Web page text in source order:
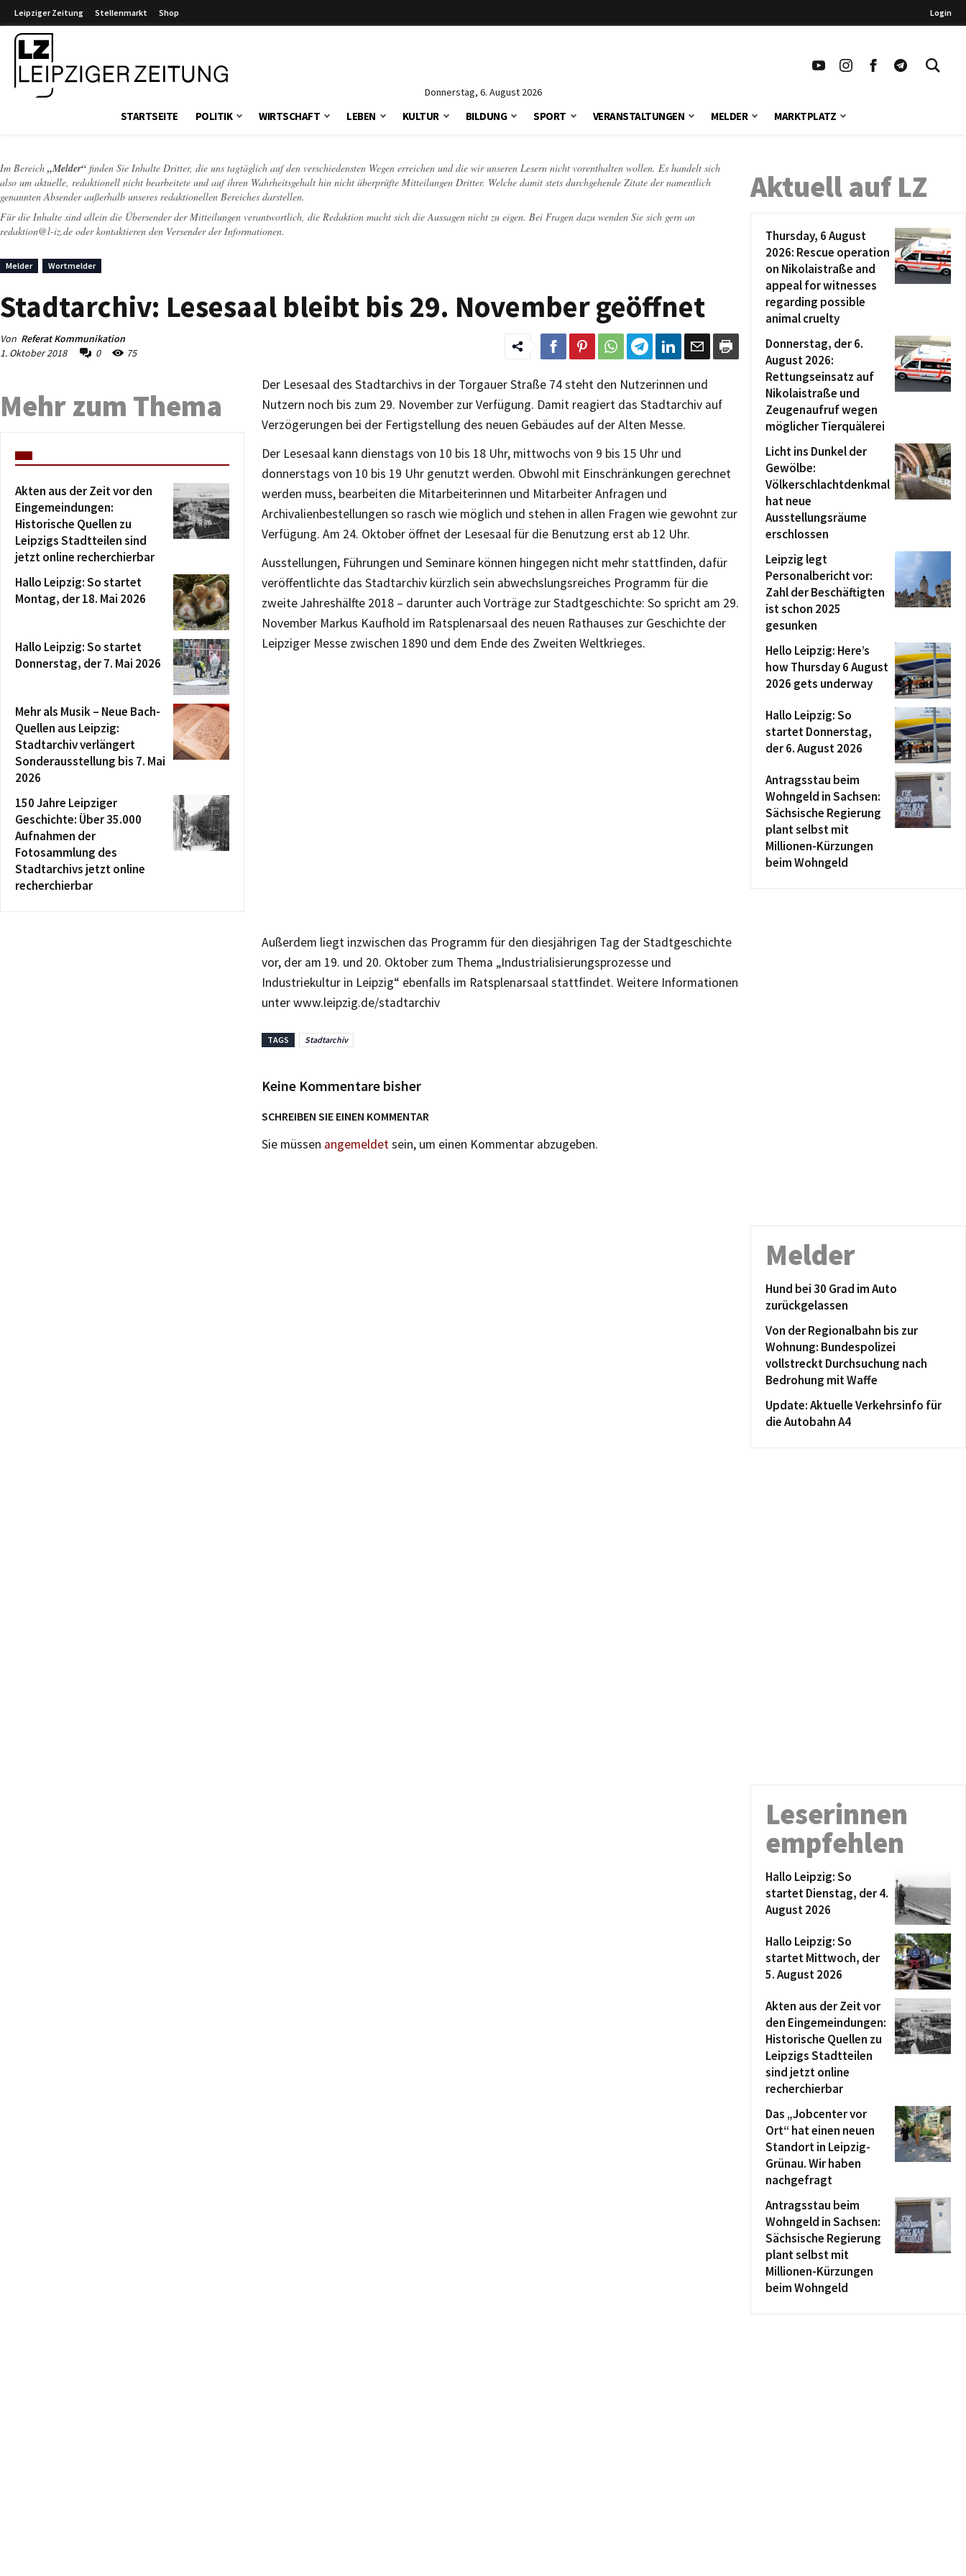
Leipziger Zeitung Stellenmarkt Shop Login
Donnerstag, 6. August 2026
STARTSEITE POLITIK WIRTSCHAFT LEBEN KULTUR BILDUNG SPORT VERANSTALTUNGEN MELDER MARKTPLATZ
Im Bereich „Melder“ finden Sie Inhalte Dritter, die uns tagtäglich auf den verschiedensten Wegen erreichen und die wir unseren Lesern nicht vorenthalten wollen. Es handelt sich
also um aktuelle, redaktionell nicht bearbeitete und auf ihren Wahrheitsgehalt hin nicht überprüfte Mitteilungen Dritter. Welche damit stets durchgehende Zitate der namentlich
genannten Absender außerhalb unseres redaktionellen Bereiches darstellen.
Für die Inhalte sind allein die Übersender der Mitteilungen verantwortlich, die Redaktion macht sich die Aussagen nicht zu eigen. Bei Fragen dazu wenden Sie sich gern an
redaktion@l-iz.de oder kontaktieren den Versender der Informationen.
Melder Wortmelder
Stadtarchiv: Lesesaal bleibt bis 29. November geöffnet
Von Referat Kommunikation
1. Oktober 2018
0 75
Der Lesesaal des Stadtarchivs in der Torgauer Straße 74 steht den Nutzerinnen und
Nutzern noch bis zum 29. November zur Verfügung. Damit reagiert das Stadtarchiv auf
Verzögerungen bei der Fertigstellung des neuen Gebäudes auf der Alten Messe.
Der Lesesaal kann dienstags von 10 bis 18 Uhr, mittwochs von 9 bis 15 Uhr und
donnerstags von 10 bis 19 Uhr genutzt werden. Obwohl mit Einschränkungen gerechnet
werden muss, bearbeiten die Mitarbeiterinnen und Mitarbeiter Anfragen und
Archivalienbestellungen so rasch wie möglich und stehen in allen Fragen wie gewohnt zur
Verfügung. Am 24. Oktober öffnet der Lesesaal für die Benutzung erst ab 12 Uhr.
Ausstellungen, Führungen und Seminare können hingegen nicht mehr stattfinden, dafür
veröffentlichte das Stadtarchiv kürzlich sein abwechslungsreiches Programm für die
zweite Jahreshälfte 2018 – darunter auch Vorträge zur Stadtgeschichte: So spricht am 29.
November Markus Kaufhold im Ratsplenarsaal des neuen Rathauses zur Geschichte der
Leipziger Messe zwischen 1890 und dem Ende des Zweiten Weltkrieges.
Außerdem liegt inzwischen das Programm für den diesjährigen Tag der Stadtgeschichte
vor, der am 19. und 20. Oktober zum Thema „Industrialisierungsprozesse und
Industriekultur in Leipzig“ ebenfalls im Ratsplenarsaal stattfindet. Weitere Informationen
unter www.leipzig.de/stadtarchiv
TAGS Stadtarchiv
Keine Kommentare bisher
SCHREIBEN SIE EINEN KOMMENTAR
Sie müssen angemeldetsein, um einen Kommentar abzugeben.
Mehr zum Thema
Akten aus der Zeit vor den
Eingemeindungen:
Historische Quellen zu
Leipzigs Stadtteilen sind
jetzt online recherchierbar
Hallo Leipzig: So startet
Montag, der 18. Mai 2026
Hallo Leipzig: So startet
Donnerstag, der 7. Mai 2026
Mehr als Musik – Neue Bach-
Quellen aus Leipzig:
Stadtarchiv verlängert
Sonderausstellung bis 7. Mai
2026
150 Jahre Leipziger
Geschichte: Über 35.000
Aufnahmen der
Fotosammlung des
Stadtarchivs jetzt online
recherchierbar
Aktuell auf LZ
Thursday, 6 August
2026: Rescue operation
on Nikolaistraße and
appeal for witnesses
regarding possible
animal cruelty
Donnerstag, der 6.
August 2026:
Rettungseinsatz auf
Nikolaistraße und
Zeugenaufruf wegen
möglicher Tierquälerei
Licht ins Dunkel der
Gewölbe:
Völkerschlachtdenkmal
hat neue
Ausstellungsräume
erschlossen
Leipzig legt
Personalbericht vor:
Zahl der Beschäftigten
ist schon 2025
gesunken
Hello Leipzig: Here’s
how Thursday 6 August
2026 gets underway
Hallo Leipzig: So
startet Donnerstag,
der 6. August 2026
Antragsstau beim
Wohngeld in Sachsen:
Sächsische Regierung
plant selbst mit
Millionen-Kürzungen
beim Wohngeld
Melder
Hund bei 30 Grad im Auto
zurückgelassen
Von der Regionalbahn bis zur
Wohnung: Bundespolizei
vollstreckt Durchsuchung nach
Bedrohung mit Waffe
Update: Aktuelle Verkehrsinfo für
die Autobahn A4
Leserinnen
empfehlen
Hallo Leipzig: So
startet Dienstag, der 4.
August 2026
Hallo Leipzig: So
startet Mittwoch, der
5. August 2026
Akten aus der Zeit vor
den Eingemeindungen:
Historische Quellen zu
Leipzigs Stadtteilen
sind jetzt online
recherchierbar
Das „Jobcenter vor
Ort“ hat einen neuen
Standort in Leipzig-
Grünau. Wir haben
nachgefragt
Antragsstau beim
Wohngeld in Sachsen:
Sächsische Regierung
plant selbst mit
Millionen-Kürzungen
beim Wohngeld